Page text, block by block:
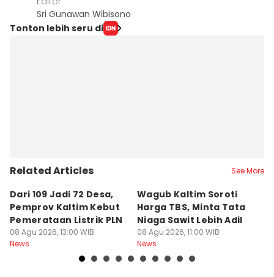
Sri Gunawan Wibisono
Tonton lebih seru di
Related Articles See More
Dari 109 Jadi 72 Desa,
Pemprov Kaltim Kebut
Pemerataan Listrik PLN
08 Agu 2026, 13:00 WIB
News
Wagub Kaltim Soroti
Harga TBS, Minta Tata
Niaga Sawit Lebih Adil
08 Agu 2026, 11:00 WIB
News